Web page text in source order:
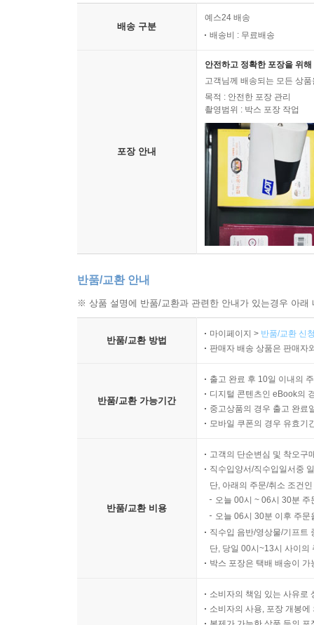
배송 구분
예스24 배송
배송비 : 무료배송
포장 안내
안전하고 정확한 포장을 위
고객님께 배송되는 모든 상
목적 : 안전한 포장 관리
촬영범위 : 박스 포장 작업
반품/교환 안내
※ 상품 설명에 반품/교환과 관련한 안내가 있는경우 아
반품/교환 방법
마이페이지 > 반품/교환 신
판매자 배송 상품은 판매자
반품/교환 가능기간
출고 완료 후 10일 이내의
디지털 콘텐츠인 eBook의
중고상품의 경우 출고 완료
모바일 쿠폰의 경우 유효기
반품/교환 비용
고객의 단순변심 및 착오구
직수입양서/직수입일서중
단, 아래의 주문/취소 조건
오늘 00시 ~ 06시 30분
오늘 06시 30분 이후 주
직수입 음반/영상물/기프트
단, 당일 00시~13시 사이의
박스 포장은 택배 배송이
소비자의 책임 있는 사유로
소비자의 사용, 포장 개봉